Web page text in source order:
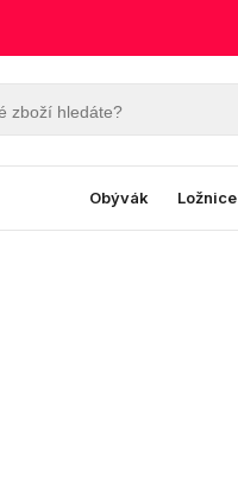
Obývák Ložnice